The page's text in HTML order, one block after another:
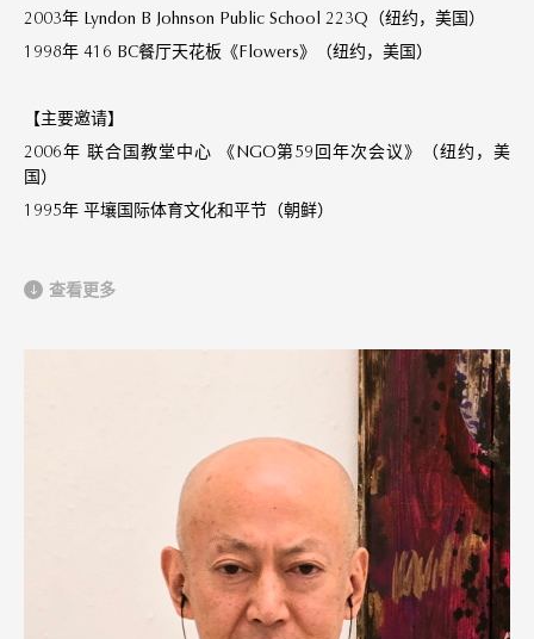
2003年 Lyndon B Johnson Public School 223Q（纽约，美国）
1998年 416 BC餐厅天花板《Flowers》（纽约，美国）
【主要邀请】
2006年 联合国教堂中心 《NGO第59回年次会议》（纽约，美
国）
1995年 平壤国际体育文化和平节（朝鲜）
查看更多